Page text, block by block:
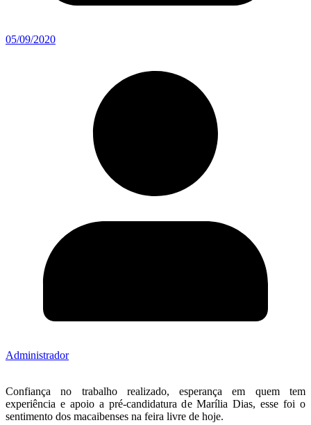
05/09/2020
Administrador
Confiança no trabalho realizado, esperança em quem tem
experiência e apoio a pré-candidatura de Marília Dias, esse foi o
sentimento dos macaibenses na feira livre de hoje.